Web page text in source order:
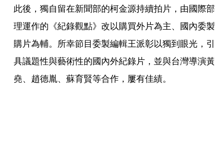
此後，獨自留在新聞部的柯金源持續拍片，由國際部
理運作的《紀錄觀點》改以購買外片為主、國內委製
購片為輔。所幸節目委製編輯王派彰以獨到眼光，引
具議題性與藝術性的國內外紀錄片，並與台灣導演黃
堯、趙德胤、蘇育賢等合作，屢有佳績。